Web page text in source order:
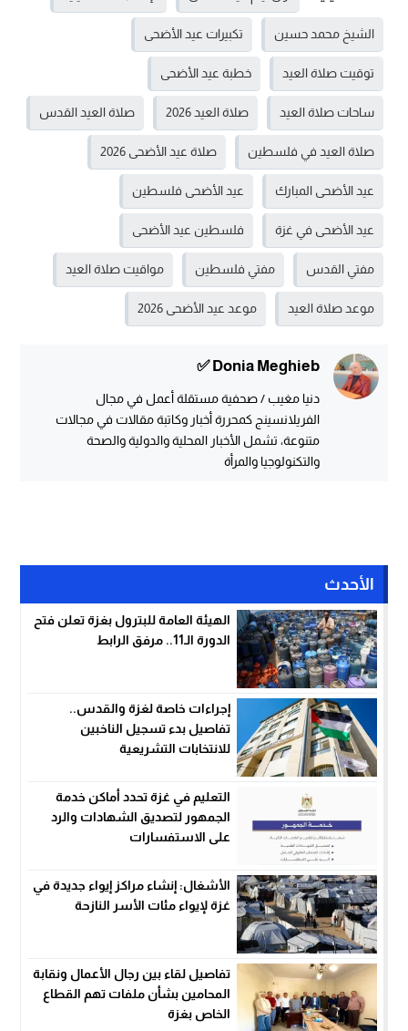
الشيخ محمد حسين تكبيرات عيد الأضحى
توقيت صلاة العيد خطبة عيد الأضحى
ساحات صلاة العيد صلاة العيد 2026 صلاة العيد القدس
صلاة العيد في فلسطين صلاة عيد الأضحى 2026
عيد الأضحى المبارك عيد الأضحى فلسطين
عيد الأضحى في غزة فلسطين عيد الأضحى
مفتي القدس مفتي فلسطين مواقيت صلاة العيد
موعد صلاة العيد موعد عيد الأضحى 2026
Donia Meghieb ✅
دنيا مغيب / صحفية مستقلة أعمل في مجال
الفريلانسينج كمحررة أخبار وكاتبة مقالات في مجالات
متنوعة، تشمل الأخبار المحلية والدولية والصحة
والتكنولوجيا والمرأة
الأحدث
الهيئة العامة للبترول بغزة تعلن فتح
الدورة الـ11.. مرفق الرابط
إجراءات خاصة لغزة والقدس..
تفاصيل بدء تسجيل الناخبين
للانتخابات التشريعية
التعليم في غزة تحدد أماكن خدمة
الجمهور لتصديق الشهادات والرد
على الاستفسارات
الأشغال: إنشاء مراكز إيواء جديدة في
غزة لإيواء مئات الأسر النازحة
تفاصيل لقاء بين رجال الأعمال ونقابة
المحامين بشأن ملفات تهم القطاع
الخاص بغزة